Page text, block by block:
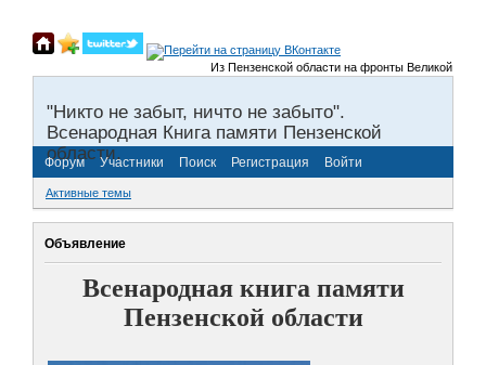
Из Пензенской области на фронты Великой
"Никто не забыт, ничто не забыто".
Всенародная Книга памяти Пензенской
области.
Форум Участники Поиск Регистрация Войти
Активные темы
Объявление
Всенародная книга памяти
Пензенской области